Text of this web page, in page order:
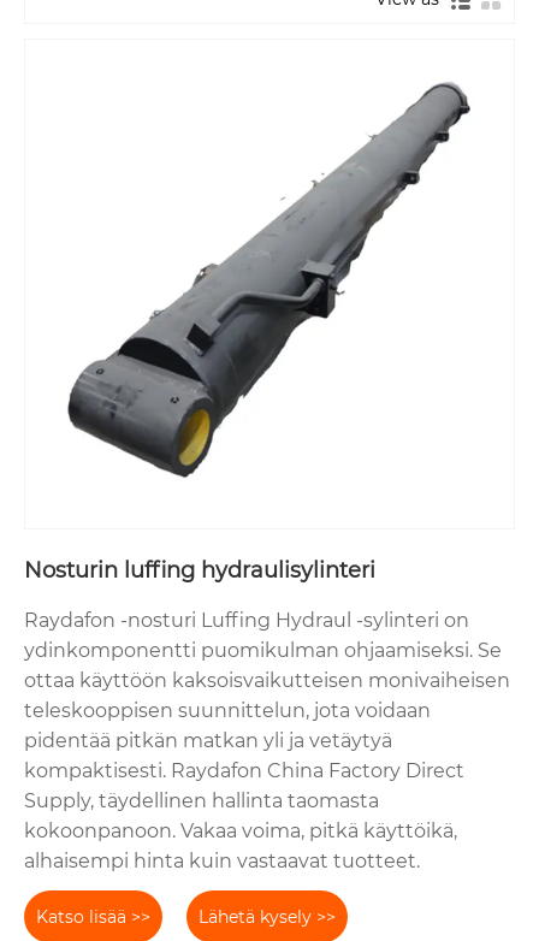
Nosturin luffing hydraulisylinteri
Raydafon -nosturi Luffing Hydraul -sylinteri on
ydinkomponentti puomikulman ohjaamiseksi. Se
ottaa käyttöön kaksoisvaikutteisen monivaiheisen
teleskooppisen suunnittelun, jota voidaan
pidentää pitkän matkan yli ja vetäytyä
kompaktisesti. Raydafon China Factory Direct
Supply, täydellinen hallinta taomasta
kokoonpanoon. Vakaa voima, pitkä käyttöikä,
alhaisempi hinta kuin vastaavat tuotteet.
Katso lisää >> Lähetä kysely >>